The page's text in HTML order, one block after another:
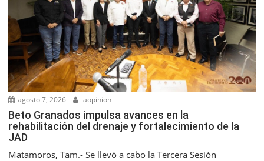
agosto 7, 2026 laopinion
Beto Granados impulsa avances en la
rehabilitación del drenaje y fortalecimiento de la
JAD
Matamoros, Tam.- Se llevó a cabo la Tercera Sesión